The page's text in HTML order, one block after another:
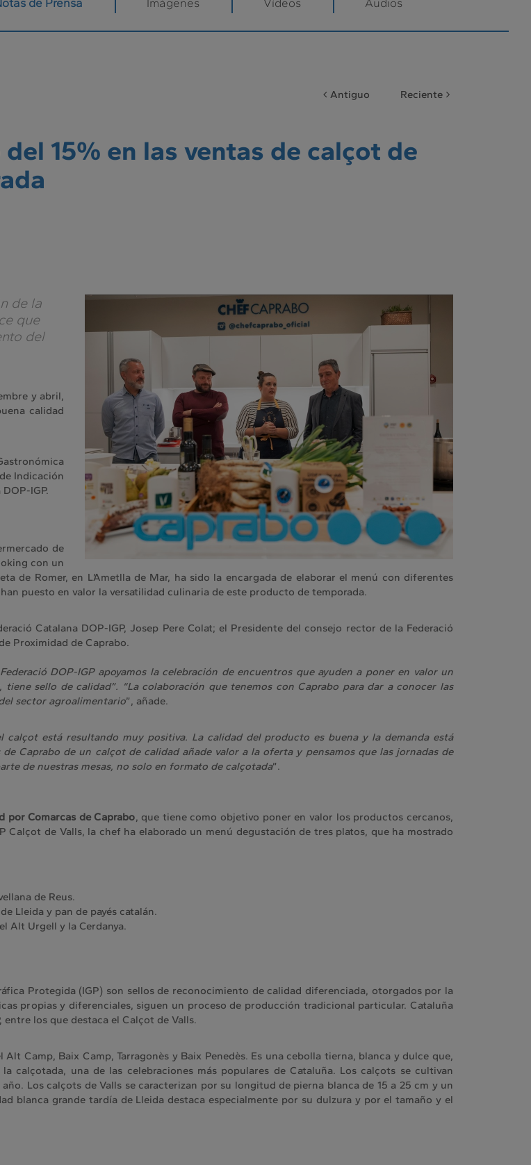
de Prensa Imágenes Vídeos Audios
Antiguo Reciente
15% en las ventas de calçot de
de la
que
del
y abril,
calidad
Indicación
IGP.
de
con un
de Romer, en L’Ametlla de Mar, ha sido la encargada de elaborar el menú con diferentes
puesto en valor la versatilidad culinaria de este producto de temporada.
Catalana DOP-IGP, Josep Pere Colat; el Presidente del consejo rector de la Federació
Proximidad de Caprabo.
DOP-IGP apoyamos la celebración de encuentros que ayuden a poner en valor un
sello de calidad”. “La colaboración que tenemos con Caprabo para dar a conocer las
sector agroalimentario”, añade.
calçot está resultando muy positiva. La calidad del producto es buena y la demanda está
Caprabo de un calçot de calidad añade valor a la oferta y pensamos que las jornadas de
de nuestras mesas, no solo en formato de calçotada”.
por Comarcas de Caprabo, que tiene como objetivo poner en valor los productos cercanos,
Calçot de Valls, la chef ha elaborado un menú degustación de tres platos, que ha mostrado
de Reus.
Lleida y pan de payés catalán.
Alt Urgell y la Cerdanya.
Protegida (IGP) son sellos de reconocimiento de calidad diferenciada, otorgados por la
propias y diferenciales, siguen un proceso de producción tradicional particular. Cataluña
los que destaca el Calçot de Valls.
Camp, Baix Camp, Tarragonès y Baix Penedès. Es una cebolla tierna, blanca y dulce que,
calçotada, una de las celebraciones más populares de Cataluña. Los calçots se cultivan
Los calçots de Valls se caracterizan por su longitud de pierna blanca de 15 a 25 cm y un
blanca grande tardía de Lleida destaca especialmente por su dulzura y por el tamaño y el